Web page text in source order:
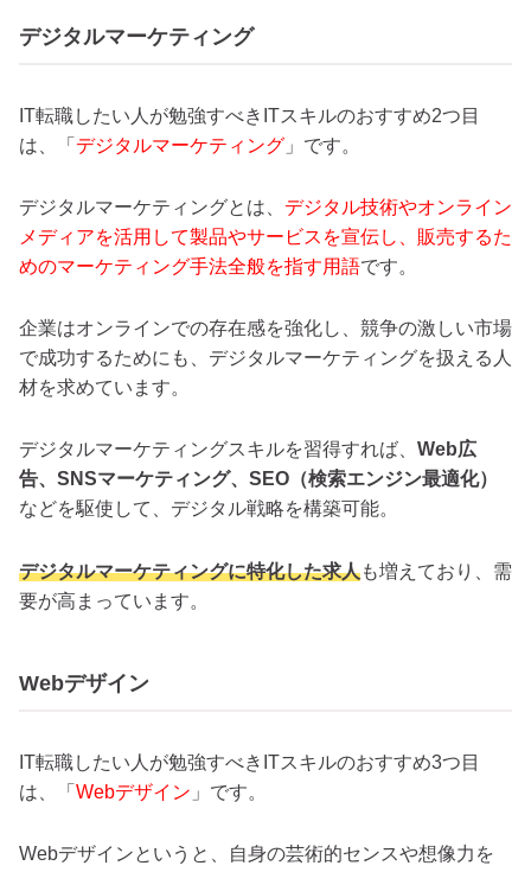
デジタルマーケティング
IT転職したい人が勉強すべきITスキルのおすすめ2つ目
は、「 デジタルマーケティング 」です。
デジタルマーケティングとは、 デジタル技術やオンライン
メディアを活用して製品やサービスを宣伝し、販売するた
めのマーケティング手法全般を指す用語です。
企業はオンラインでの存在感を強化し、競争の激しい市場
で成功するためにも、デジタルマーケティングを扱える人
材を求めています。
デジタルマーケティングスキルを習得すれば、 Web広
告、SNSマーケティング、SEO（検索エンジン最適化）
などを駆使して、デジタル戦略を構築可能。
デジタルマーケティングに特化した求人も増えており、需
要が高まっています。
Webデザイン
IT転職したい人が勉強すべきITスキルのおすすめ3つ目
は、「 Webデザイン 」です。
Webデザインというと、自身の芸術的センスや想像力を